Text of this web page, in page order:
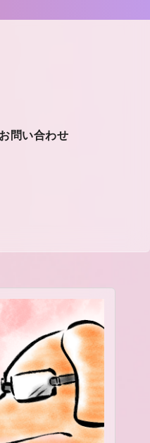
お問い合わせ